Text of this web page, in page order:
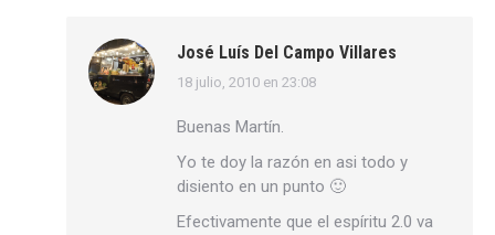
José Luís Del Campo Villares
dice:
18 julio, 2010 en 23:08
Buenas Martín.
Yo te doy la razón en asi todo y
disiento en un punto 🙂
Efectivamente que el espíritu 2.0 va